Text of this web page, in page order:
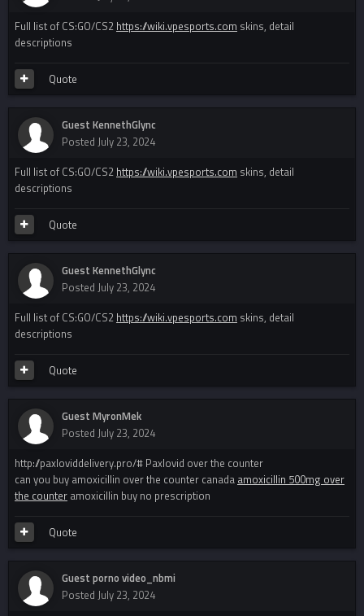
Full list of CS:GO/CS2 https://wiki.vpesports.com skins, detail
descriptions
Quote
Guest KennethGlync
Posted July 23, 2024
Full list of CS:GO/CS2 https://wiki.vpesports.com skins, detail
descriptions
Quote
Guest KennethGlync
Posted July 23, 2024
Full list of CS:GO/CS2 https://wiki.vpesports.com skins, detail
descriptions
Quote
Guest MyronMek
Posted July 23, 2024
http://paxloviddelivery.pro/# Paxlovid over the counter
can you buy amoxicillin over the counter canada amoxicillin 500mg over
the counter amoxicillin buy no prescription
Quote
Guest porno video_nbmi
Posted July 23, 2024